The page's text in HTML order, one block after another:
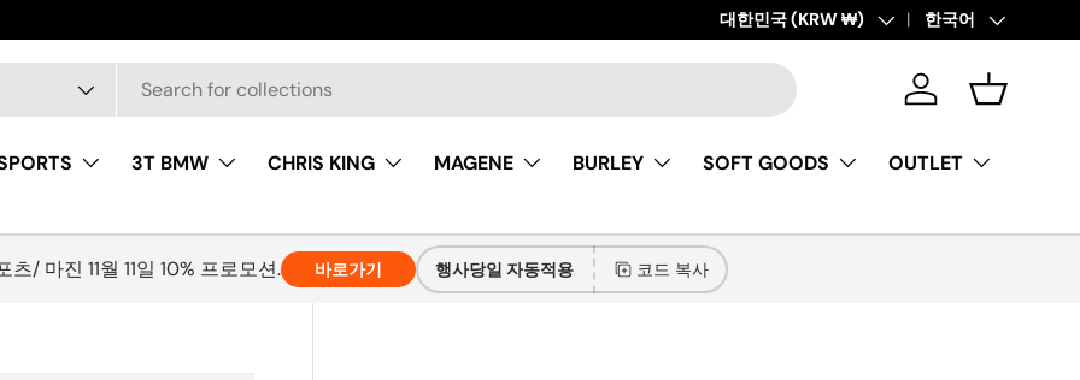
3T BMW 자전거를 곧 만나보실 수 있습니다.
국가/지역
대한민국 (KRW ₩) 언어 한국어
로그인 바구니
3T BMW CHRIS KING MAGENE BURLEY SOFT GOODS OUTLET
츠/ 마진 11월 11일 10% 프로모션. 바로가기 행사당일 자동적용 코드 복사